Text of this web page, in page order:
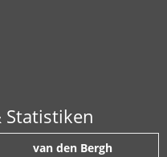
van den Bergh